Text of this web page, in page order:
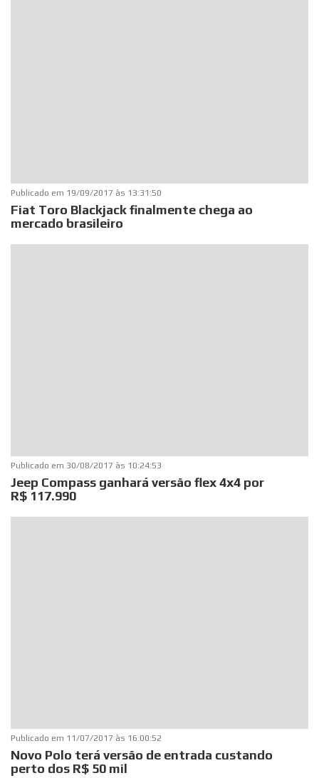
Publicado em 19/09/2017 às 13:31:50
Fiat Toro Blackjack finalmente chega ao
mercado brasileiro
Publicado em 30/08/2017 às 10:24:53
Jeep Compass ganhará versão flex 4x4 por
R$ 117.990
Publicado em 11/07/2017 às 16:00:52
Novo Polo terá versão de entrada custando
perto dos R$ 50 mil